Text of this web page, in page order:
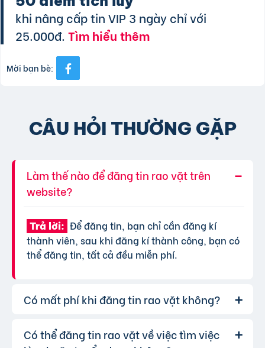
khi nâng cấp tin VIP 3 ngày chỉ với
25.000đ.Tìm hiểu thêm
Mời bạn bè:
CÂU HỎI THƯỜNG GẶP
Làm thế nào để đăng tin rao vặt trên
website?
Trả lời: Để đăng tin, bạn chỉ cần đăng kí
thành viên, sau khi đăng kí thành công, bạn có
thể đăng tin, tất cả đều miễn phí.
Có mất phí khi đăng tin rao vặt không?
Trả lời: Chúng tôi cung cấp gói đăng tin miễn
Có thể đăng tin rao vặt về việc tìm việc